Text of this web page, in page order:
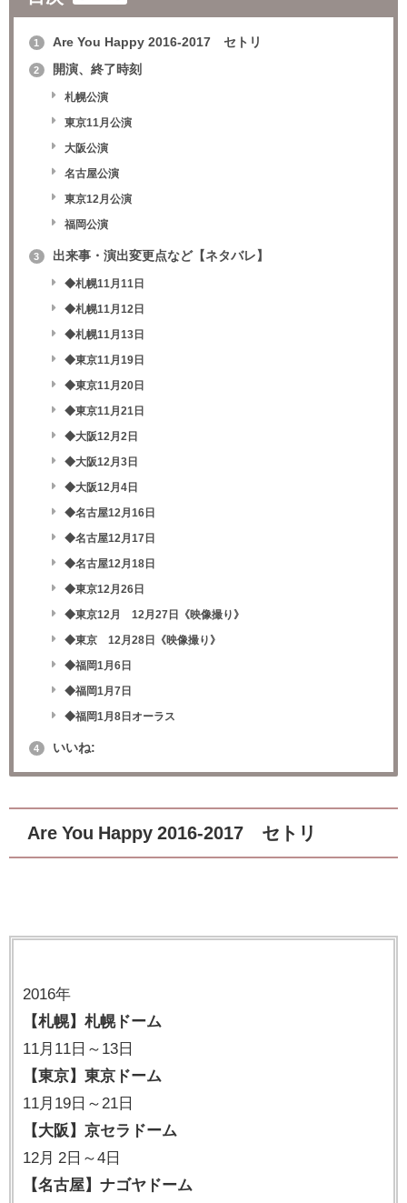
1 Are You Happy 2016-2017 セトリ
2 開演、終了時刻
札幌公演
東京11月公演
大阪公演
名古屋公演
東京12月公演
福岡公演
3 出来事・演出変更点など【ネタバレ】
◆札幌11月11日
◆札幌11月12日
◆札幌11月13日
◆東京11月19日
◆東京11月20日
◆東京11月21日
◆大阪12月2日
◆大阪12月3日
◆大阪12月4日
◆名古屋12月16日
◆名古屋12月17日
◆名古屋12月18日
◆東京12月26日
◆東京12月 12月27日《映像撮り》
◆東京 12月28日《映像撮り》
◆福岡1月6日
◆福岡1月7日
◆福岡1月8日オーラス
4 いいね:
Are You Happy 2016-2017 セトリ
2016年
【札幌】札幌ドーム
11月11日～13日
【東京】東京ドーム
11月19日～21日
【大阪】京セラドーム
12月 2日～4日
【名古屋】ナゴヤドーム